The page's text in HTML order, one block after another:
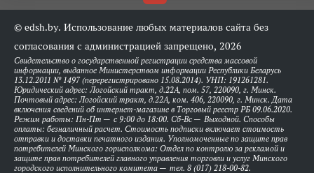
© edsh.by. Использование любых материалов сайта без
согласования с администрацией запрещено, 2026
Свидетельство о государственной регистрации средства массовой
информации, выданное Министерством информации Республики Беларусь
13.12.2011 № 1497 (перерегистрировано 15.08.2014). УНП: 191261281.
Юридический адрес: Логойский тракт, д.22А, пом. 57, 220090, г. Минск.
Почтовый адрес: Логойский тракт, д.22А, ком. 406, 220090, г. Минск. Дата
включения сведений об интернет-магазине в Торговый реестр РБ 09.06.2020.
Режим работы: Пн-Пт — с 9:00 до 18:00. Сб-Вс — Выходной. Способы
оплаты: безналичный расчет. Стоимость подписки включает стоимость
отправки и доставки печатного издания. Уполномоченные по защите прав
потребителей Минского горисполкома: Отдел по контролю за рекламой и
защите прав потребителей главного управления торговли и услуг Минского
городского исполнительного комитета — тел. 8 (017) 218-00-82.